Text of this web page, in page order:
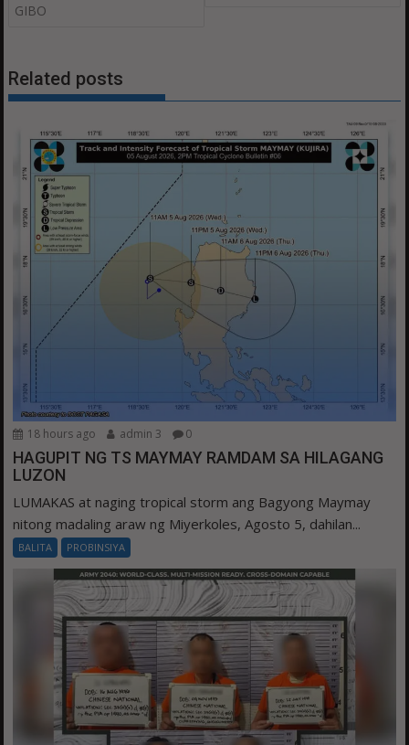
GIBO
Related posts
18 hours ago admin 3 0
HAGUPIT NG TS MAYMAY RAMDAM SA HILAGANG
LUZON
LUMAKAS at naging tropical storm ang Bagyong Maymay
nitong madaling araw ng Miyerkoles, Agosto 5, dahilan...
BALITA PROBINSIYA